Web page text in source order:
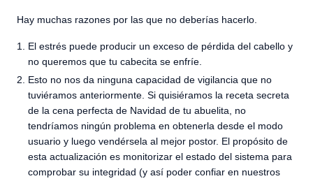
Hay muchas razones por las que no deberías hacerlo.
El estrés puede producir un exceso de pérdida del cabello y
no queremos que tu cabecita se enfríe.
Esto no nos da ninguna capacidad de vigilancia que no
tuviéramos anteriormente. Si quisiéramos la receta secreta
de la cena perfecta de Navidad de tu abuelita, no
tendríamos ningún problema en obtenerla desde el modo
usuario y luego vendérsela al mejor postor. El propósito de
esta actualización es monitorizar el estado del sistema para
comprobar su integridad (y así poder confiar en nuestros